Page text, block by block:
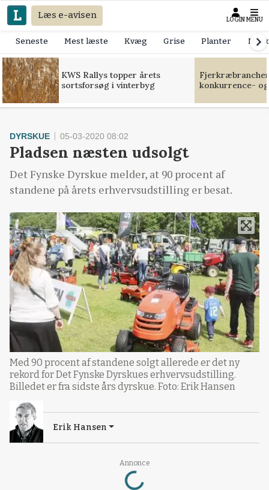
Læs e-avisen LOGIN MENU
Seneste Mest læste Kvæg Grise Planter
KWS Rallys topper årets
sortsforsøg i vinterbyg
konkurrence-
Annonce
Loading...
DYRSKUE 05-03-2020 08:02
Pladsen næsten udsolgt
Det Fynske Dyrskue melder, at 90 procent af
standene på årets erhvervsudstilling er besat.
Med 90 procent af standene solgt allerede er det ny
rekord for Det Fynske Dyrskues erhvervsudstilling.
Billedet er fra sidste års dyrskue. Foto: Erik Hansen
Erik Hansen